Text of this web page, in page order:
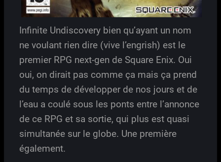
Infinite Undiscovery bien qu’ayant un nom
ne voulant rien dire (vive l’engrish) est le
premier RPG next-gen de Square Enix. Oui
oui, on dirait pas comme ça mais ça prend
du temps de développer de nos jours et de
l’eau a coulé sous les ponts entre l’annonce
de ce RPG et sa sortie, qui plus est quasi
simultanée sur le globe. Une première
également.